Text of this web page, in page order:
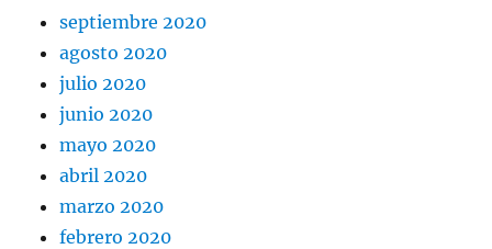
septiembre 2020
agosto 2020
julio 2020
junio 2020
mayo 2020
abril 2020
marzo 2020
febrero 2020